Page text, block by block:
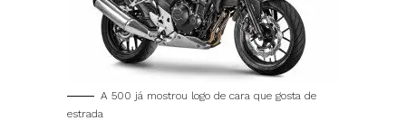
A 500 já mostrou logo de cara que gosta de
estrada